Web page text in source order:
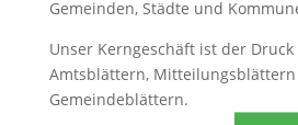
Gemeinden, Städte und
Unser Kerngeschäft ist der Druck
Amtsblättern,
Gemeindeblättern.